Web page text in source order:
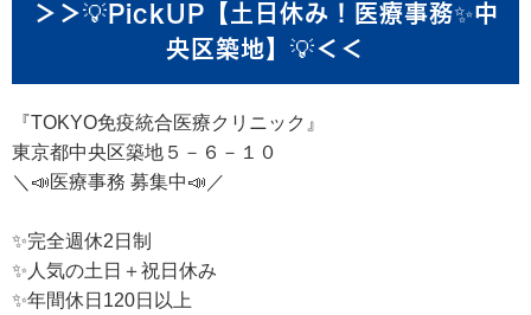
＞＞💡PickUP【土日休み！医療事務✨中
央区築地】💡＜＜
『TOKYO免疫統合医療クリニック』
東京都中央区築地５－６－１０
＼📣医療事務 募集中📣／
✨完全週休2日制
✨人気の土日＋祝日休み
✨年間休日120日以上